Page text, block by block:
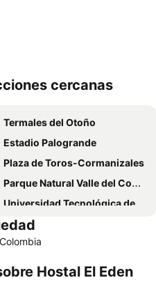
cercanas
Termales del Otoño
Estadio Palogrande
Plaza de Toros-Cormanizales
Parque Natural Valle del Cocorá
Universidad Tecnológica de Pereira
Expoferias
Zoológico Matecaña
Recinto del Pensamiento
Hostal El Eden